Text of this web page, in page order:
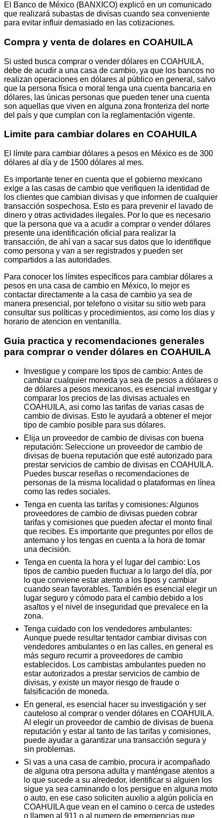
El Banco de México (BANXICO) explicó en un comunicado
que realizará subastas de divisas cuando sea conveniente
para evitar influir demasiado en las cotizaciones.
Compra y venta de dolares en COAHUILA
Si usted busca comprar o vender dólares en COAHUILA,
debe de acudir a una casa de cambio, ya que los bancos no
realizan operaciones en dólares al público en general, salvo
que la persona física o moral tenga una cuenta bancaria en
dólares, las únicas personas que pueden tener una cuenta
son aquellas que viven en alguna zona fronteriza del norte
del país y que cumplan con la reglamentación vigente.
Limite para cambiar dolares en COAHUILA
El límite para cambiar dólares a pesos en México es de 300
dólares al día y de 1500 dólares al mes.
Es importante tener en cuenta que el gobierno mexicano
exige a las casas de cambio que verifiquen la identidad de
los clientes que cambian divisas y que informen de cualquier
transacción sospechosa. Esto es para prevenir el lavado de
dinero y otras actividades ilegales. Por lo que es necesario
que la persona que va a acudir a comprar o vender dólares
presente una identificación oficial para realizar la
transacción, de ahí van a sacar sus datos que lo identifique
como persona y van a ser registrados y pueden ser
compartidos a las autoridades.
Para conocer los límites específicos para cambiar dólares a
pesos en una casa de cambio en México, lo mejor es
contactar directamente a la casa de cambio ya sea de
manera presencial, por telefono o visitar su sitio web para
consultar sus políticas y procedimientos, asi como los dias y
horario de atencion en ventanilla.
Guia practica y recomendaciones generales
para comprar o vender dólares en COAHUILA
Investigue y compare los tipos de cambio: Antes de
cambiar cualquier moneda ya sea de pesos a dólares o
de dólares a pesos mexicanos, es esencial investigar y
comparar los precios de las divisas actuales en
COAHUILA, asi como las tarifas de varias casas de
cambio de divisas. Esto le ayudará a obtener el mejor
tipo de cambio posible para sus dólares.
Elija un proveedor de cambio de divisas con buena
reputación: Seleccione un proveedor de cambio de
divisas de buena reputación que esté autorizado para
prestar servicios de cambio de divisas en COAHUILA.
Puedes buscar reseñas o recomendaciones de
personas de la misma localidad o plataformas en línea
como las redes sociales.
Tenga en cuenta las tarifas y comisiones: Algunos
proveedores de cambio de divisas pueden cobrar
tarifas y comisiones que pueden afectar el monto final
que recibes. Es importante que preguntes por ellos de
antemano y los tengas en cuenta a la hora de tomar
una decisión.
Tenga en cuenta la hora y el lugar del cambio: Los
tipos de cambio pueden fluctuar a lo largo del día, por
lo que conviene estar atento a los tipos y cambiar
cuando sean favorables. También es esencial elegir un
lugar seguro y cómodo para el cambio debido a los
asaltos y el nivel de inseguridad que prevalece en la
zona.
Tenga cuidado con los vendedores ambulantes:
Aunque puede resultar tentador cambiar divisas con
vendedores ambulantes o en las calles, en general es
más seguro recurrir a proveedores de cambio
establecidos. Los cambistas ambulantes pueden no
estar autorizados a prestar servicios de cambio de
divisas, y existe un mayor riesgo de fraude o
falsificación de moneda.
En general, es esencial hacer su investigación y ser
cauteloso al comprar o vender dólares en COAHUILA.
Al elegir un proveedor de cambio de divisas de buena
reputación y estar al tanto de las tarifas y comisiones,
puede ayudar a garantizar una transacción segura y
sin problemas.
Si vas a una casa de cambio, procura ir acompañado
de alguna otra persona adulta y manténgase atentos a
lo que sucede a su alrededor, identificar si alguien los
sigue ya sea caminando o los persigue en alguna moto
o auto, en ese caso soliciten auxilio a algún policía en
COAHUILA que vean en el camino o cerca de ustedes
o llamen al 911 o al numero de emergencias que